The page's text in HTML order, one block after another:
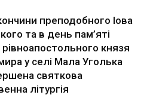
преподобного Іова
та в день пам’яті
князя
у селі Мала Уголька
святкова
літургія